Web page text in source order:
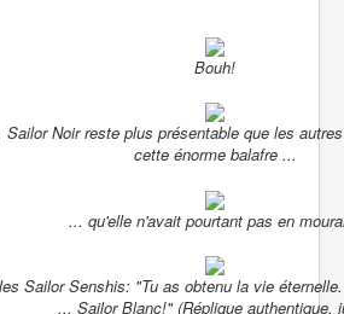
Bouh!
Noir reste plus présentable que les
cette énorme balafre ...
... qu'elle n'avait pourtant pas en
Sailor Senshis: "Tu as obtenu la vie
... Sailor Blanc!" (Réplique authentique,